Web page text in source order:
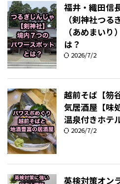
福井・織田信
（剣神社つ
（あめまい
は？
2026/7/2
越前そば【笏
気居酒屋【味
温泉付きホテ
2026/7/2
英検対策オン